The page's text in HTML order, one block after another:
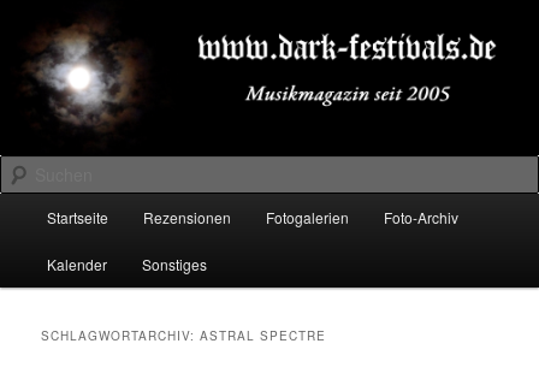
primären
Inhalt
springen
sekundären
Inhalt
springenDARK-FESTIVALS.DE
Suchen
Startseite Rezensionen Fotogalerien Foto-Archiv
Kalender Sonstiges
SCHLAGWORTARCHIV:ASTRAL SPECTRE